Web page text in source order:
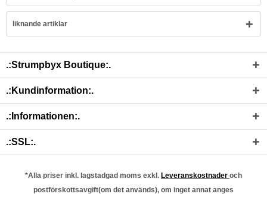
liknande artiklar
.:Strumpbyx Boutique:.
.:Kundinformation:.
.:Informationen:.
.:SSL:.
*Alla priser inkl. lagstadgad moms exkl. Leveranskostnader och
postförskottsavgift(om det används), om inget annat anges